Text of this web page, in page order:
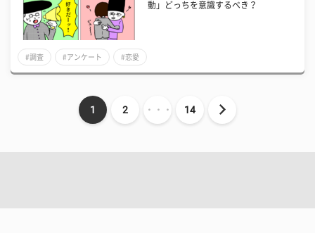
動」どっちを意識するべき？
#調査 #アンケート #恋愛
1 2 ・・・ 14